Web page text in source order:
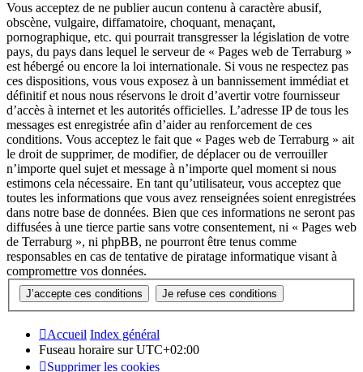
Vous acceptez de ne publier aucun contenu à caractère abusif,
obscène, vulgaire, diffamatoire, choquant, menaçant,
pornographique, etc. qui pourrait transgresser la législation de votre
pays, du pays dans lequel le serveur de « Pages web de Terraburg »
est hébergé ou encore la loi internationale. Si vous ne respectez pas
ces dispositions, vous vous exposez à un bannissement immédiat et
définitif et nous nous réservons le droit d’avertir votre fournisseur
d’accès à internet et les autorités officielles. L’adresse IP de tous les
messages est enregistrée afin d’aider au renforcement de ces
conditions. Vous acceptez le fait que « Pages web de Terraburg » ait
le droit de supprimer, de modifier, de déplacer ou de verrouiller
n’importe quel sujet et message à n’importe quel moment si nous
estimons cela nécessaire. En tant qu’utilisateur, vous acceptez que
toutes les informations que vous avez renseignées soient enregistrées
dans notre base de données. Bien que ces informations ne seront pas
diffusées à une tierce partie sans votre consentement, ni « Pages web
de Terraburg », ni phpBB, ne pourront être tenus comme
responsables en cas de tentative de piratage informatique visant à
compromettre vos données.
Accueil Index général
Fuseau horaire surUTC+02:00
Supprimer les cookies